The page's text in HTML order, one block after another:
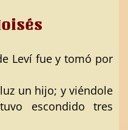
Leví fue y tomó por
un hijo; y viéndole
escondido tres